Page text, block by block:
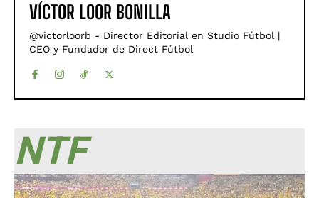
VÍCTOR LOOR BONILLA
@victorloorb - Director Editorial en Studio Fútbol |
CEO y Fundador de Direct Fútbol
NTF